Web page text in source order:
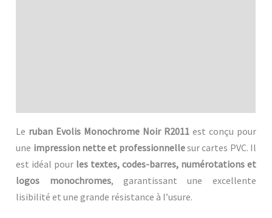
Le ruban Evolis Monochrome Noir R2011est conçu pour
une impression nette et professionnellesur cartes PVC. Il
est idéal pour les textes, codes-barres, numérotations et
logos monochromes, garantissant une excellente
lisibilité et une grande résistance à l’usure.